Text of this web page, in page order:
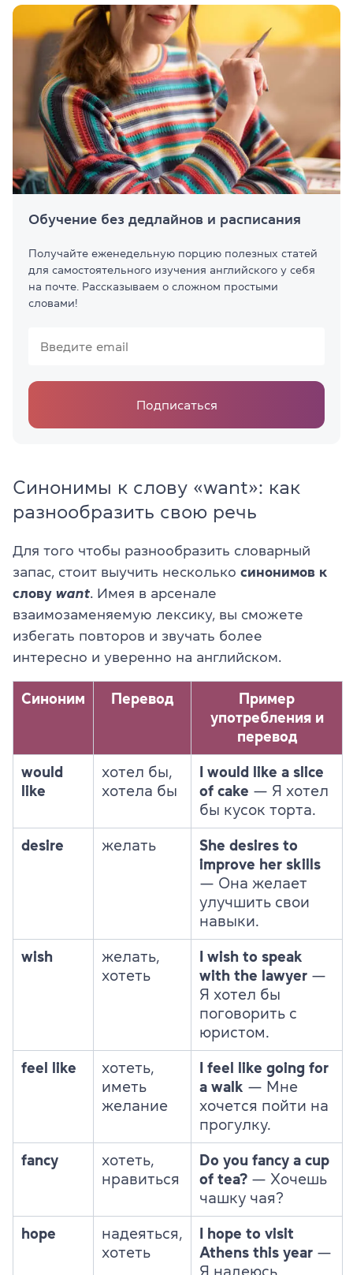
Обучение без дедлайнов и расписания
Получайте еженедельную порцию полезных статей
для самостоятельного изучения английского у себя
на почте. Рассказываем о сложном простыми
словами!
Подписаться
Синонимы к слову «want»: как
разнообразить свою речь
Для того чтобы разнообразить словарный
запас, стоит выучить несколько синонимов к
слову want . Имея в арсенале
взаимозаменяемую лексику, вы сможете
избегать повторов и звучать более
интересно и уверенно на английском.
Синоним Перевод
Пример
употребления и
перевод
would
like
хотел бы,
хотела бы
I would like a slice
of cake — Я хотел
бы кусок торта.
desire желать
She desires to
improve her skills
— Она желает
улучшить свои
навыки.
wish
желать,
хотеть
I wish to speak
with the lawyer —
Я хотел бы
поговорить с
юристом.
feel like
хотеть,
иметь
желание
I feel like going for
a walk — Мне
хочется пойти на
прогулку.
fancy
хотеть,
нравиться
Do you fancy a cup
of tea? — Хочешь
чашку чая?
hope
надеяться,
хотеть
I hope to visit
Athens this year —
Я надеюсь